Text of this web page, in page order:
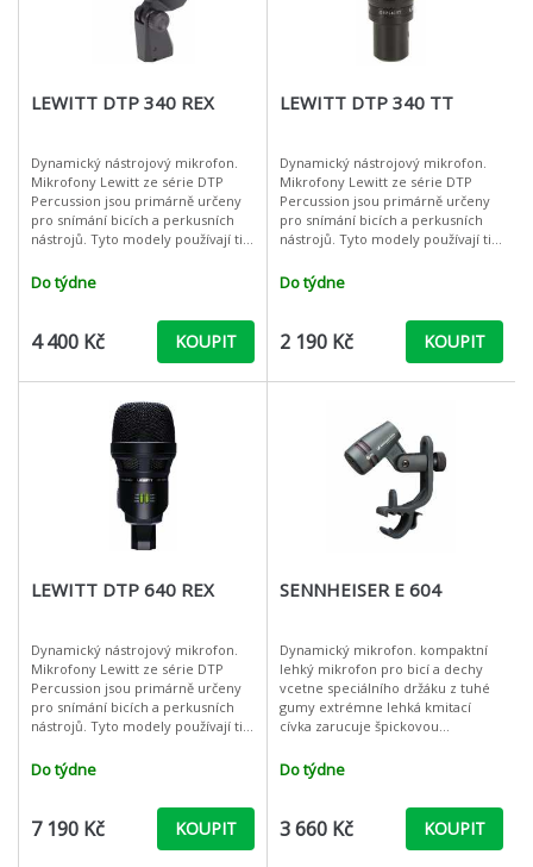
LEWITT DTP 340 REX
Dynamický nástrojový mikrofon.
Mikrofony Lewitt ze série DTP
Percussion jsou primárně určeny
pro snímání bicích a perkusních
nástrojů. Tyto modely používají ti
ví, jak podstatné jsou i
Do týdne
4 400 Kč KOUPIT
LEWITT DTP 340 TT
Dynamický nástrojový mikrofon.
Mikrofony Lewitt ze série DTP
Percussion jsou primárně určeny
pro snímání bicích a perkusních
nástrojů. Tyto modely používají ti
ví, jak podstatné jsou i
Do týdne
2 190 Kč KOUPIT
LEWITT DTP 640 REX
Dynamický nástrojový mikrofon.
Mikrofony Lewitt ze série DTP
Percussion jsou primárně určeny
pro snímání bicích a perkusních
nástrojů. Tyto modely používají ti
ví, jak podstatné jsou i
Do týdne
7 190 Kč KOUPIT
SENNHEISER E 604
Dynamický mikrofon. kompaktní
lehký mikrofon pro bicí a dechy
vcetne speciálního držáku z tuhé
gumy extrémne lehká kmitací
cívka zarucuje špickovou
data frekvencní rozsah 40 Hz ... 18
kHz sme
Do týdne
3 660 Kč KOUPIT